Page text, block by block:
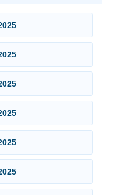
Turma 2026
- 2026
Turma 2026
e Intérpretes